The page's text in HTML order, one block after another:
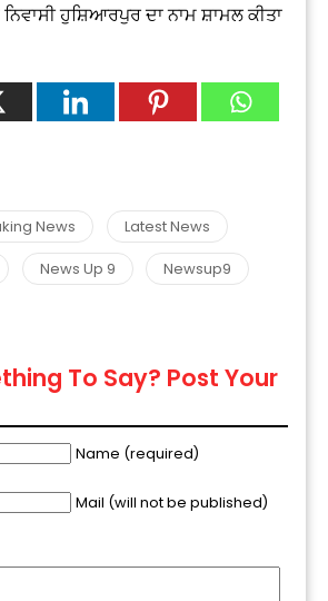
ਹੁਸ਼ਿਆਰਪੁਰ ਦਾ ਨਾਮ ਸ਼ਾਮਲ ਕੀਤਾ
News
Latest News
News Up 9
Newsup9
To Say? Post Your
Name (required)
Mail (will not be published)